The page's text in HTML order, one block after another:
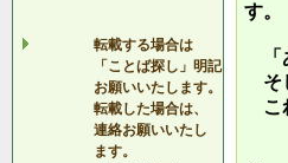
転載する場合は
「ことば探し」明記
お願いいたします。
転載した場合は、
連絡お願いいたし
ます。
す。
「
そ
こ